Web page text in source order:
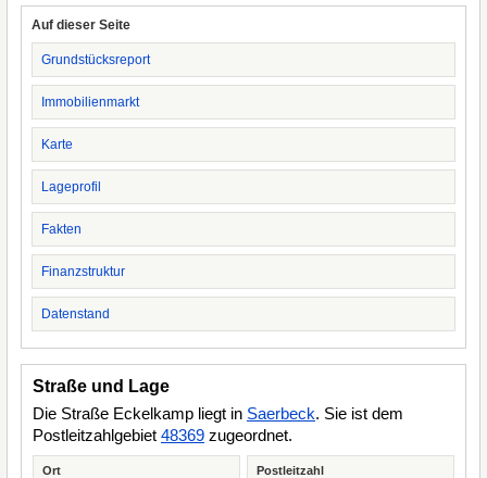
Auf dieser Seite
Grundstücksreport
Immobilienmarkt
Karte
Lageprofil
Fakten
Finanzstruktur
Datenstand
Straße und Lage
Die Straße Eckelkamp liegt in Saerbeck. Sie ist dem
Postleitzahlgebiet 48369 zugeordnet.
Ort Postleitzahl